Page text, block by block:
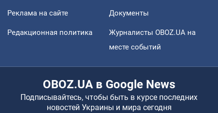
Реклама на сайте Документы
Редакционная политика
Журналисты OBOZ.UA на
месте событий
OBOZ.UA в Google News
Подписывайтесь, чтобы быть в курсе последних
новостей Украины и мира сегодня